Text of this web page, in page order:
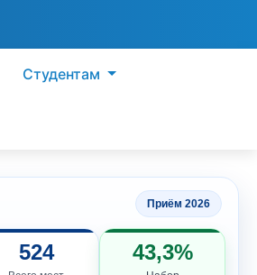
Студентам
Приём 2026
524 43,3%